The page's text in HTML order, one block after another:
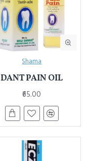
Shama
DANT PAIN OIL
₹65.00